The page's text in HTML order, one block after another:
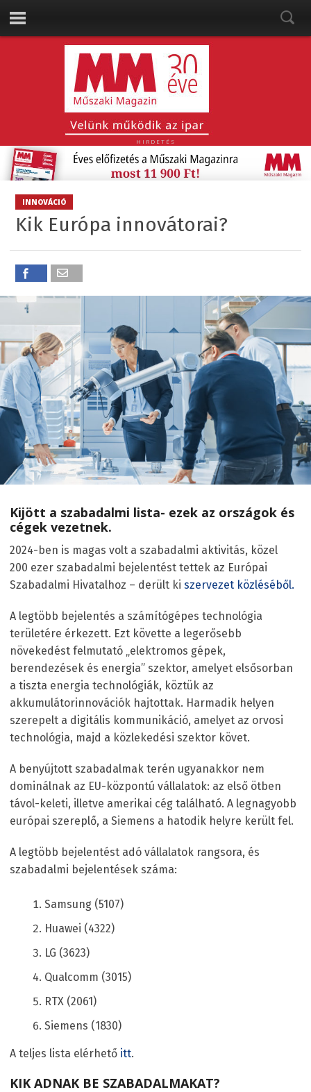
HIRDETÉS
INNOVÁCIÓ
Kik Európa innovátorai?
Kijött a szabadalmi lista- ezek az országok és
cégek vezetnek.
2024-ben is magas volt a szabadalmi aktivitás, közel
200 ezer szabadalmi bejelentést tettek az Európai
Szabadalmi Hivatalhoz – derült ki szervezet közléséből.
A legtöbb bejelentés a számítógépes technológia
területére érkezett. Ezt követte a legerősebb
növekedést felmutató „elektromos gépek,
berendezések és energia” szektor, amelyet elsősorban
a tiszta energia technológiák, köztük az
akkumulátorinnovációk hajtottak. Harmadik helyen
szerepelt a digitális kommunikáció, amelyet az orvosi
technológia, majd a közlekedési szektor követ.
A benyújtott szabadalmak terén ugyanakkor nem
dominálnak az EU-központú vállalatok: az első ötben
távol-keleti, illetve amerikai cég található. A legnagyobb
európai szereplő, a Siemens a hatodik helyre került fel.
A legtöbb bejelentést adó vállalatok rangsora, és
szabadalmi bejelentések száma:
Samsung (5107)
Huawei (4322)
LG (3623)
Qualcomm (3015)
RTX (2061)
Siemens (1830)
A teljes lista elérhető itt.
KIK ADNAK BE SZABADALMAKAT?